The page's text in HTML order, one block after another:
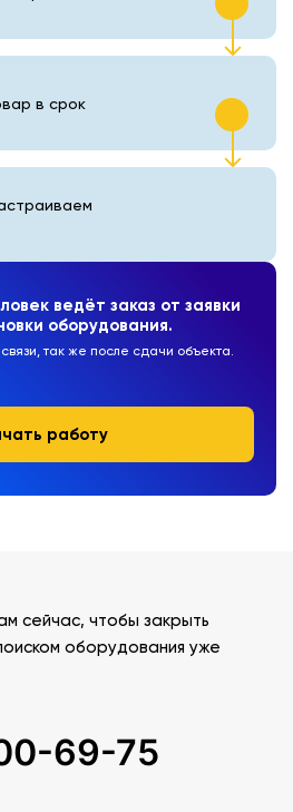
ведёт заказ от заявки
оборудования.
так же после сдачи объекта.
работу
в срок
сейчас, чтобы закрыть
оборудования уже
69-75